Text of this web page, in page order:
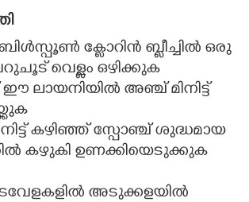
ക്ലോറിൻ ബ്ലീച്ചിൽ ഒരു
വെള്ളം ഒഴിക്കുക
ലായനിയിൽ അഞ്ച് മിനിട്ട്
കഴിഞ്ഞ് സ്പോഞ്ച് ശുദ്ധമായ
കഴുകി​ ഉണക്കിയെടുക്കുക
അടുക്കളയിൽ